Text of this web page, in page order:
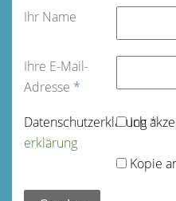
Ihr Name
Ihre E-Mail-
Adresse *
Datenschutz­erklärung*
Ich
erklärung
Kopie